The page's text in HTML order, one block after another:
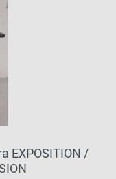
EXPOSITION /